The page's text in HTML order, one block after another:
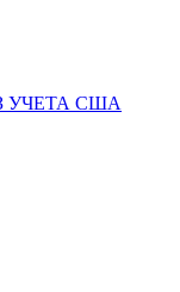
УЧЕТА США